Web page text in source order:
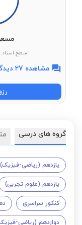
سطح استاد:
مشاهده 27 دیدگاه
گروه های درسی
یازدهم (ریاضی-فیزیک)
یازدهم (علوم تجربی)
کنکور سراسری
دوازدهم (ریاضی-